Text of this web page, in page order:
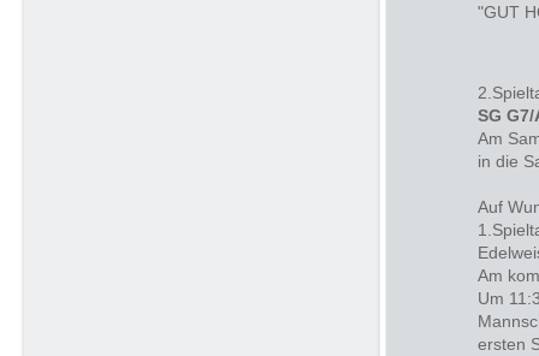
"GUT
SG
Am
in die
Auf
Am
Um
ersten